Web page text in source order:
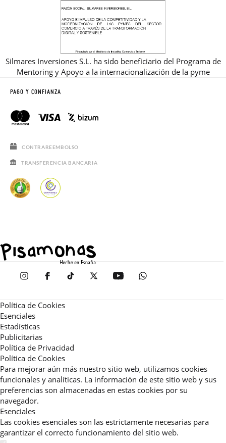
Silmares Inversiones S.L. ha sido beneficiario del Programa de
Mentoring y Apoyo a la internacionalización de la pyme
PAGO Y CONFIANZA
CONTRAREEMBOLSO
TRANSFERENCIA BANCARIA
Política de Cookies
Esenciales
Estadísticas
Publicitarias
Política de Privacidad
Política de Cookies
Para mejorar aún más nuestro sitio web, utilizamos cookies
funcionales y analíticas. La información de este sitio web y sus
preferencias son almacenadas en estas cookies por su
navegador.
Esenciales
Las cookies esenciales son las estrictamente necesarias para
garantizar el correcto funcionamiento del sitio web.